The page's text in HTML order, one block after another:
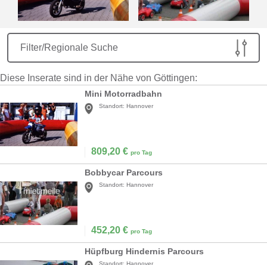
Filter/Regionale Suche
Diese Inserate sind in der Nähe von Göttingen:
Mini Motorradbahn
Standort: Hannover
809,20 € pro Tag
Bobbycar Parcours
Standort: Hannover
452,20 € pro Tag
Hüpfburg Hindernis Parcours
Standort: Hannover